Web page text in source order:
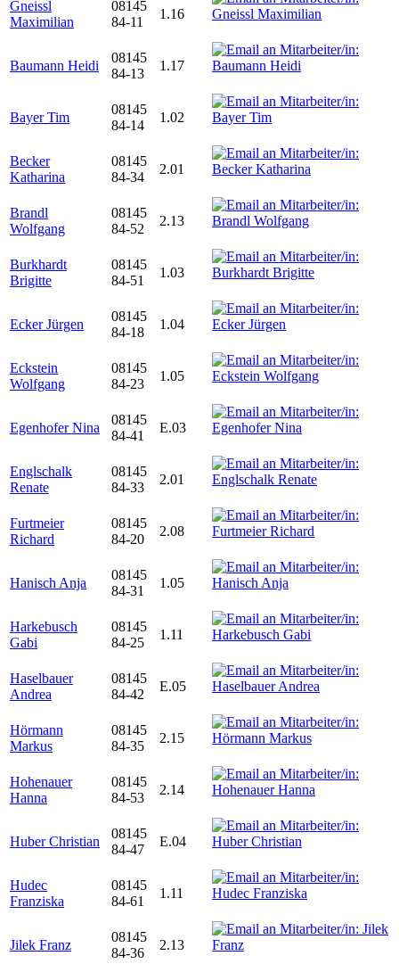
Gneissl
Maximilian
08145
84-11
1.16
Baumann Heidi
08145
84-13
1.17
Bayer Tim
08145
84-14
1.02
Becker
Katharina
08145
84-34
2.01
Brandl
Wolfgang
08145
84-52
2.13
Burkhardt
Brigitte
08145
84-51
1.03
Ecker Jürgen
08145
84-18
1.04
Eckstein
Wolfgang
08145
84-23
1.05
Egenhofer Nina
08145
84-41
E.03
Englschalk
Renate
08145
84-33
2.01
Furtmeier
Richard
08145
84-20
2.08
Hanisch Anja
08145
84-31
1.05
Harkebusch
Gabi
08145
84-25
1.11
Haselbauer
Andrea
08145
84-42
E.05
Hörmann
Markus
08145
84-35
2.15
Hohenauer
Hanna
08145
84-53
2.14
Huber Christian
08145
84-47
E.04
Hudec
Franziska
08145
84-61
1.11
Jilek Franz
08145
84-36
2.13